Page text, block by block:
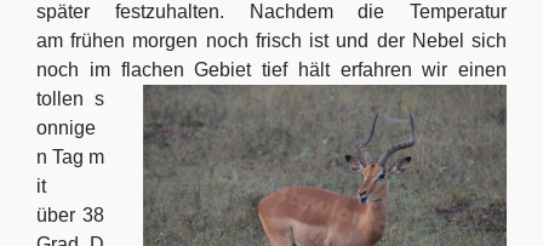
später festzuhalten. Nachdem die Temperatur
am frühen morgen noch frisch ist und der Nebel sich
noch im flachen Gebiet tief hält erfahren wir einen
tollen s
onnige
n Tag m
it
über 38